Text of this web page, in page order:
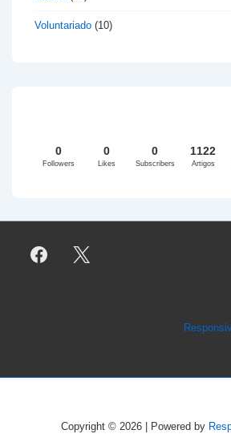
Voluntariado (10)
0
Followers
0
Likes
0
Subscribers
1122
Artigos
Copyright © 2026 | Powered by